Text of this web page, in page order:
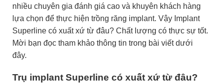
nhiều chuyên gia đánh giá cao và khuyên khách hàng
lựa chọn để thực hiện trồng răng implant. Vậy Implant
Superline có xuất xứ từ đâu? Chất lượng có thực sự tốt.
Mời bạn đọc tham khảo thông tin trong bài viết dưới
đây.
Trụ implant Superline có xuất xứ từ đâu?